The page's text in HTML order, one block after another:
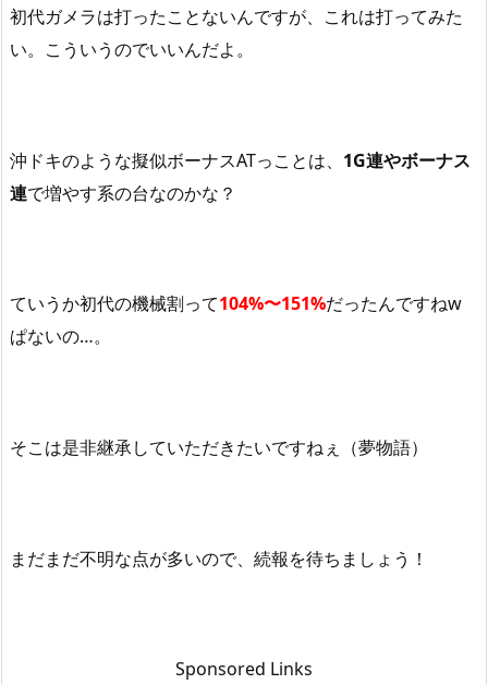
初代ガメラは打ったことないんですが、これは打ってみた
い。こういうのでいいんだよ。
沖ドキのような擬似ボーナスATっことは、 1G連やボーナス
連で増やす系の台なのかな？
ていうか初代の機械割って104%〜151%だったんですねw
ぱないの…。
そこは是非継承していただきたいですねぇ（夢物語）
まだまだ不明な点が多いので、続報を待ちましょう！
Sponsored Links